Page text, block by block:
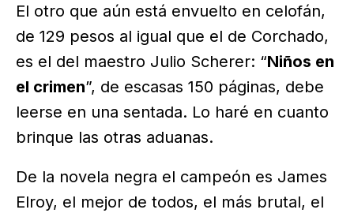
El otro que aún está envuelto en celofán,
de 129 pesos al igual que el de Corchado,
es el del maestro Julio Scherer: “Niños en
el crimen”, de escasas 150 páginas, debe
leerse en una sentada. Lo haré en cuanto
brinque las otras aduanas.
De la novela negra el campeón es James
Elroy, el mejor de todos, el más brutal, el